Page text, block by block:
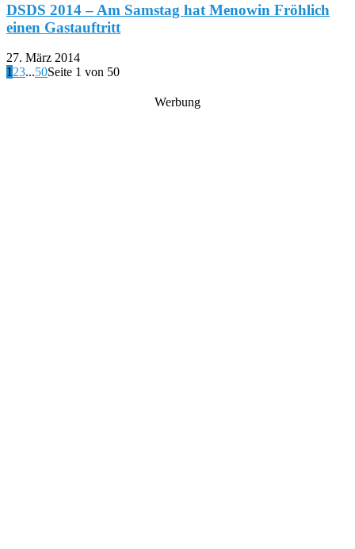
DSDS 2014 – Am Samstag hat Menowin Fröhlich
einen Gastauftritt
27. März 2014
1 23...50Seite 1 von 50
Werbung